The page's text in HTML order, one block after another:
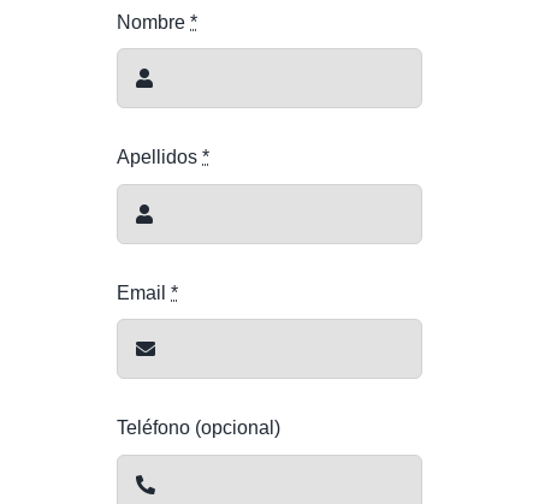
Nombre*
Apellidos*
Email*
Teléfono (opcional)